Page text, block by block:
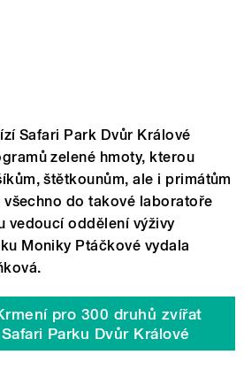
Safari Park Dvůr Králové
zelené hmoty, kterou
štětkounům, ale i primátům
do takové laboratoře
vedoucí oddělení výživy
Moniky Ptáčkové vydala
pro 300 druhů zvířat
Parku Dvůr Králové